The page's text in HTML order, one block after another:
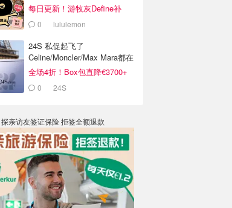
每日更新！游牧灰Define补
货！0 lululemon
24S 私促起飞了
Celine/Moncler/Max Mara都在
全场4折！Box包直降€3700+
0 24S
探亲访友签证保险 拒签全额退款